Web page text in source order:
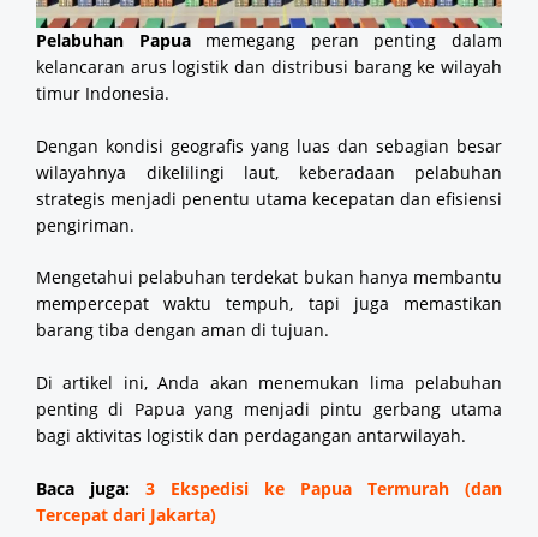
Pelabuhan Papuamemegang peran penting dalam
kelancaran arus logistik dan distribusi barang ke wilayah
timur Indonesia.
Dengan kondisi geografis yang luas dan sebagian besar
wilayahnya dikelilingi laut, keberadaan pelabuhan
strategis menjadi penentu utama kecepatan dan efisiensi
pengiriman.
Mengetahui pelabuhan terdekat bukan hanya membantu
mempercepat waktu tempuh, tapi juga memastikan
barang tiba dengan aman di tujuan.
Di artikel ini, Anda akan menemukan lima pelabuhan
penting di Papua yang menjadi pintu gerbang utama
bagi aktivitas logistik dan perdagangan antarwilayah.
Baca juga: 3 Ekspedisi ke Papua Termurah (dan
Tercepat dari Jakarta)